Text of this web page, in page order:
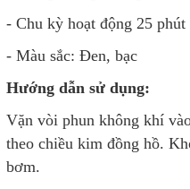
- Tiếng ồn: <85dB
- Bảo hành 3 tháng
- Trọng lượng 2,5 kg
- Chu kỳ hoạt động 25 phút
- Màu sắc: Đen, bạc